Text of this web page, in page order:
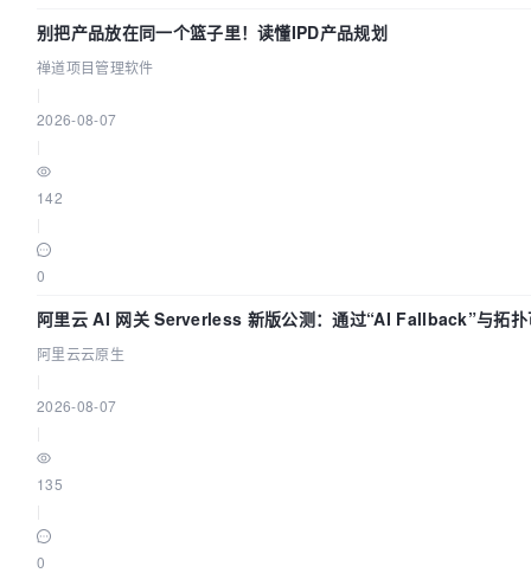
别把产品放在同一个篮子里！读懂IPD产品规划
禅道项目管理软件
2026-08-07
142
0
阿里云 AI 网关 Serverless 新版公测：通过“AI Fallback”与拓
量治理底座
阿里云云原生
2026-08-07
135
0